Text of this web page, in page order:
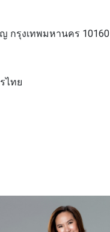
กรุงเทพมหานคร 10160
ไทย